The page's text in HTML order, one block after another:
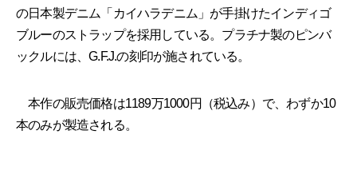
の日本製デニム「カイハラデニム」が手掛けたインディゴ
ブルーのストラップを採用している。プラチナ製のピンバ
ックルには、G.F.J.の刻印が施されている。
本作の販売価格は1189万1000円（税込み）で、わずか10
本のみが製造される。